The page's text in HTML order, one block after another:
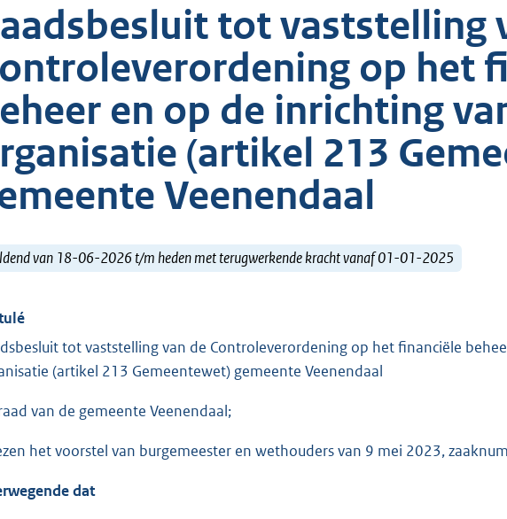
tot vaststelling
op het
en op de inrichting
(artikel 213
Veenendaal
van 18-06-2026 t/m heden met terugwerkende kracht vanaf 01-01-2025
tot vaststelling van de Controleverordening op het financiële
(artikel 213 Gemeentewet) gemeente Veenendaal
van de gemeente Veenendaal;
het voorstel van burgemeester en wethouders van 9 mei 2023,
dat